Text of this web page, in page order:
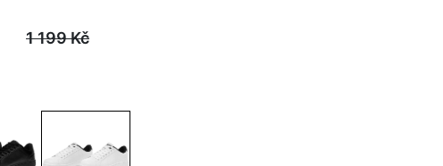
1 199Kč